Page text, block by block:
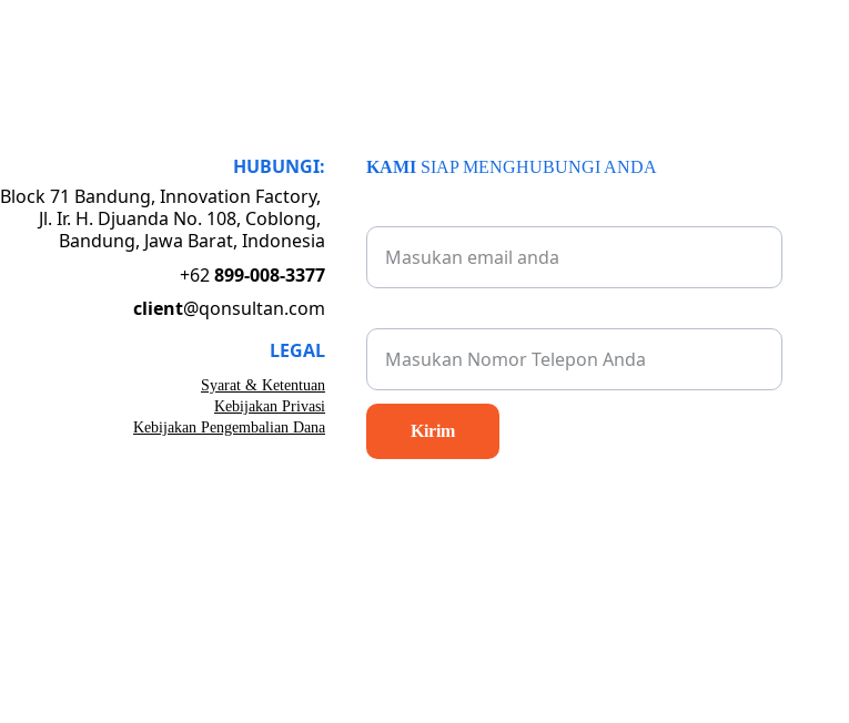
HUBUNGI: KAMI SIAP MENGHUBUNGI ANDA
client@qonsultan.com
+62 899-008-3377
Kirim
Syarat & Ketentuan
Kebijakan Privasi
LEGAL
Kebijakan Pengembalian Dana
Block 71 Bandung, Innovation Factory,
Jl. Ir. H. Djuanda No. 108, Coblong,
Bandung, Jawa Barat, Indonesia